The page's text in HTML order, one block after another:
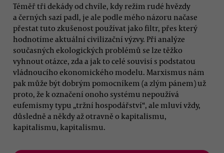
Téměř tři dekády od chvíle, kdy režim rudé hvězdy
a černých sazí padl, je ale podle mého názoru načase
přestat tuto zkušenost používat jako filtr, přes který
hodnotíme aktuální civilizační výzvy. Při analýze
současných ekologických problémů se lze těžko
vyhnout otázce, zda a jak to celé souvisí s podstatou
vládnoucího ekonomického modelu. Marxismus nám
pak může být dobrým pomocníkem (a zlým pánem) už
proto, že k označení onoho systému nepoužívá
eufemismy typu „tržní hospodářství“, ale mluví vždy,
důsledně a někdy až otravně o kapitalismu,
kapitalismu, kapitalismu.